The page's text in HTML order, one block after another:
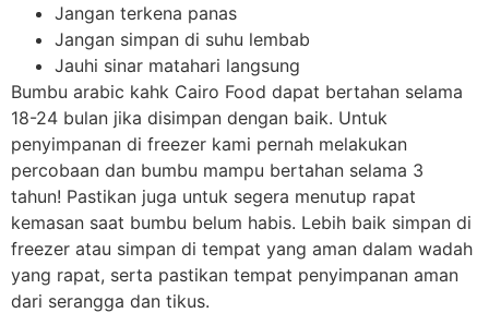
Jangan terkena panas
Jangan simpan di suhu lembab
Jauhi sinar matahari langsung
Bumbu arabic kahk Cairo Food dapat bertahan selama
18-24 bulan jika disimpan dengan baik. Untuk
penyimpanan di freezer kami pernah melakukan
percobaan dan bumbu mampu bertahan selama 3
tahun! Pastikan juga untuk segera menutup rapat
kemasan saat bumbu belum habis. Lebih baik simpan di
freezer atau simpan di tempat yang aman dalam wadah
yang rapat, serta pastikan tempat penyimpanan aman
dari serangga dan tikus.